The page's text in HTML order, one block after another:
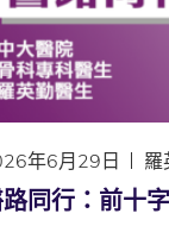
年6月29日 羅
同行：前十